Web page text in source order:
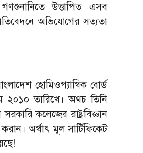
উত্তাপিত এসব
অভিযোগের সত্যতা
হোমিওপ্যাথিক বোর্ড
২০১০ তারিখে। অথচ তিনি
কলেজের রাষ্ট্রবিজ্ঞান
অর্থাৎ মূল সার্টিফিকেট